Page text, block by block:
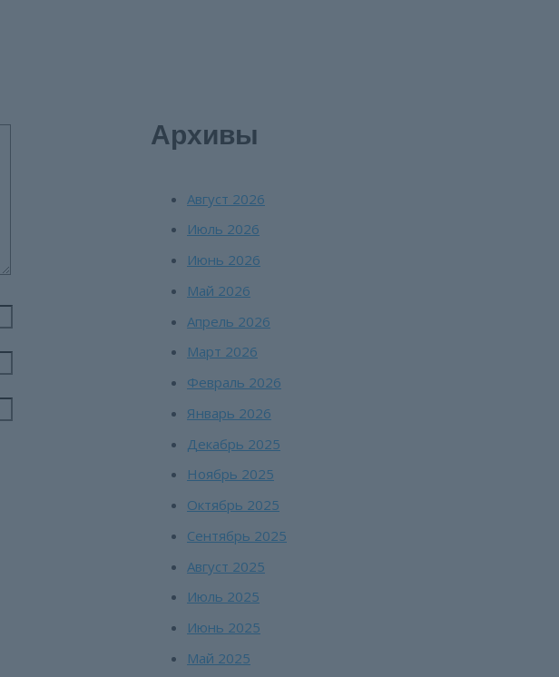
Архивы
Август 2026
Июль 2026
Июнь 2026
Май 2026
Апрель 2026
Март 2026
Февраль 2026
Январь 2026
Декабрь 2025
Ноябрь 2025
Октябрь 2025
Сентябрь 2025
Август 2025
Июль 2025
Июнь 2025
Май 2025